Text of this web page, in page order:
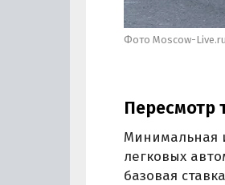
Фото Moscow-Live.ru
Пересмотр
Минимальная
легковых
базовая